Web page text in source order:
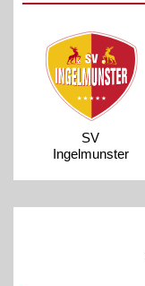
SV
Ingelmunster